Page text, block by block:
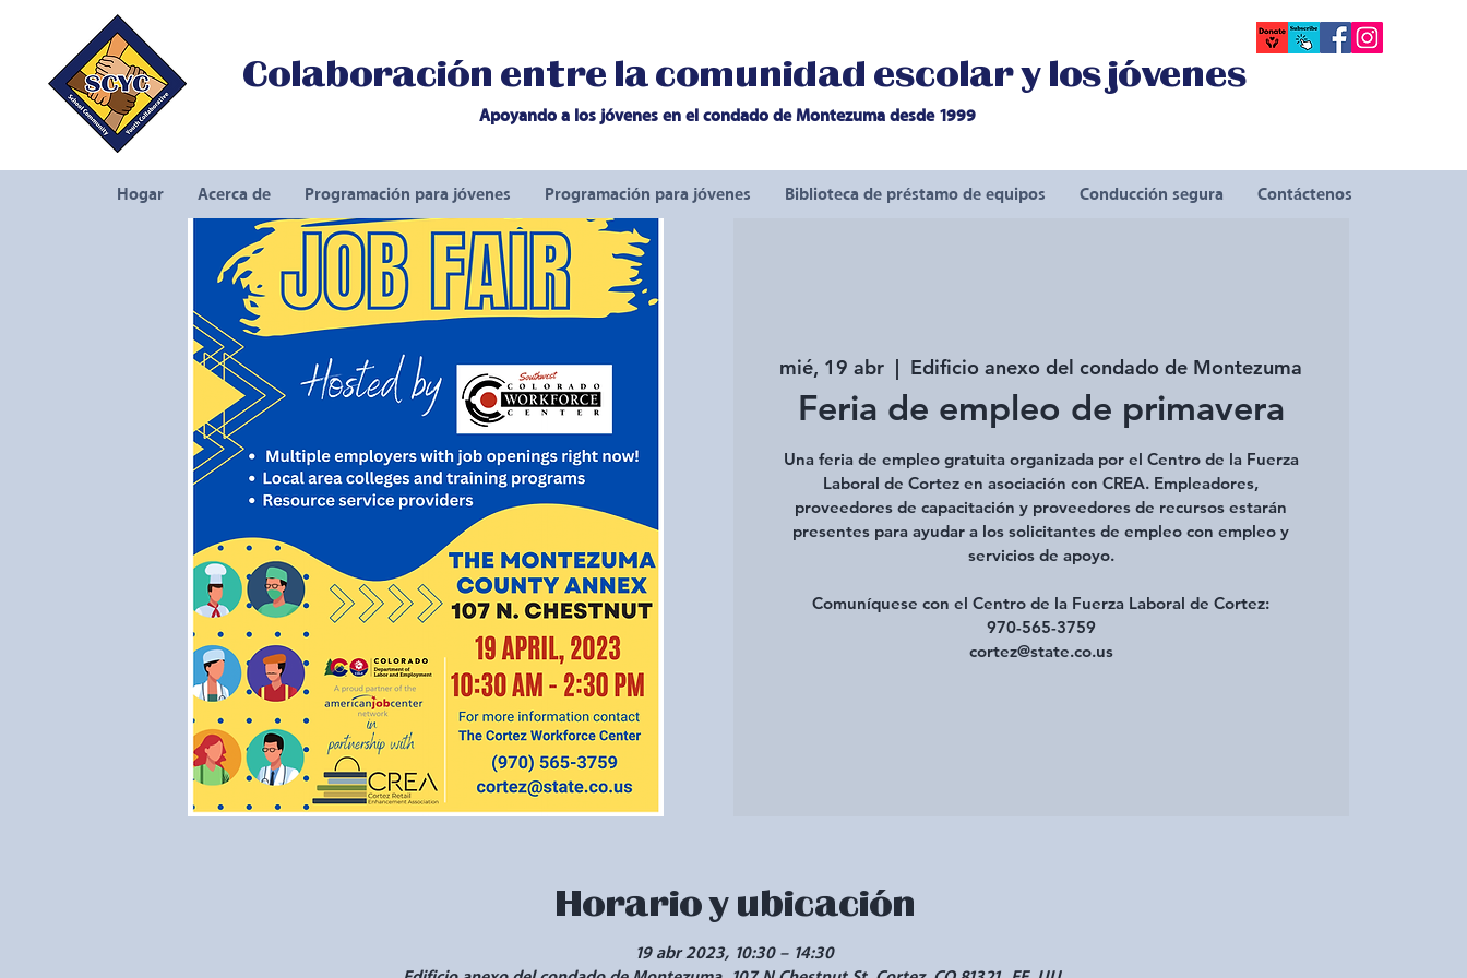
Colaboración entre la comunidad escolar y los jóvenes
Apoyando a los jóvenes en el condado de Montezuma desde 1999
Hogar Acerca de Programación para jóvenes Programación para jóvenes Biblioteca de préstamo de equipos Conducción segura Contáctenos
mié, 19 abr
  |
Edificio anexo del condado de Montezuma
Feria de empleo de primavera
Una feria de empleo gratuita organizada por el Centro de la Fuerza
Laboral de Cortez en asociación con CREA. Empleadores,
proveedores de capacitación y proveedores de recursos estarán
presentes para ayudar a los solicitantes de empleo con empleo y
servicios de apoyo.
Comuníquese con el Centro de la Fuerza Laboral de Cortez:
970-565-3759
cortez@state.co.us
Horario y ubicación
19 abr 2023, 10:30 – 14:30